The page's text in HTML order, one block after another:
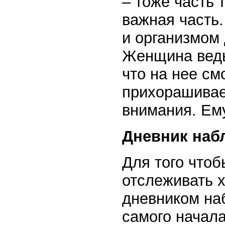
важная
и
Женщина
что на нее
внимания.
Дневник
Для того
отслеживать
дневником
самого